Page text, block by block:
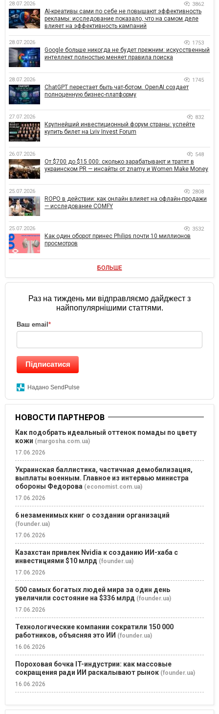
28.07.2026 3862
AI-креативы сами по себе не повышают эффективность
рекламы: исследование показало, что на самом деле
влияет на эффективность кампаний
28.07.2026 1753
Google больше никогда не будет прежним: искусственный
интеллект полностью меняет правила поиска
28.07.2026 1745
ChatGPT перестает быть чат-ботом. OpenAI создает
полноценную бизнес-платформу
27.07.2026 832
Крупнейший инвестиционный форум страны: успейте
купить билет на Lviv Invest Forum
26.07.2026 548
От $700 до $15 000: сколько зарабатывают и тратят в
украинском PR — инсайты от znamy и Women Make Money
25.07.2026 2808
ROPO в действии: как онлайн влияет на офлайн-продажи
— исследование COMFY
25.07.2026 3532
Как один оборот принес Philips почти 10 миллионов
просмотров
БОЛЬШЕ
Раз на тиждень ми відправляємо дайджест з
найпопулярнішими статтями.
Ваш email *
Підписатися
Надано SendPulse
НОВОСТИ ПАРТНЕРОВ
Как подобрать идеальный оттенок помады по цвету
кожи (margosha.com.ua)
17.06.2026
Украинская баллистика, частичная демобилизация,
выплаты военным. Главное из интервью министра
обороны Федорова (economist.com.ua)
17.06.2026
6 незаменимых книг о создании организаций
(founder.ua)
17.06.2026
Казахстан привлек Nvidia к созданию ИИ-хаба с
инвестициями $10 млрд (founder.ua)
17.06.2026
500 самых богатых людей мира за один день
увеличили состояние на $336 млрд (founder.ua)
17.06.2026
Технологические компании сократили 150 000
работников, объясняя это ИИ (founder.ua)
16.06.2026
Пороховая бочка IT-индустрии: как массовые
сокращения ради ИИ раскалывают рынок (founder.ua)
16.06.2026